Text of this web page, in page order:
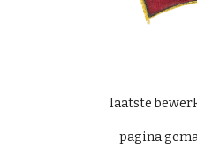
laatste
pagina